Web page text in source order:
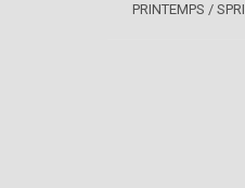
PRINTEMPS /